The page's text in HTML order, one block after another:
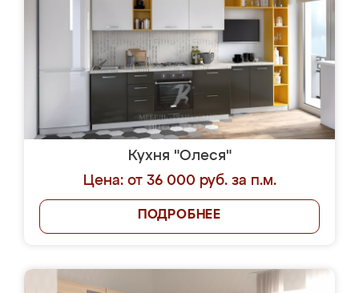
Кухня "Олеся"
Цена: от 36 000 руб. за п.м.
ПОДРОБНЕЕ